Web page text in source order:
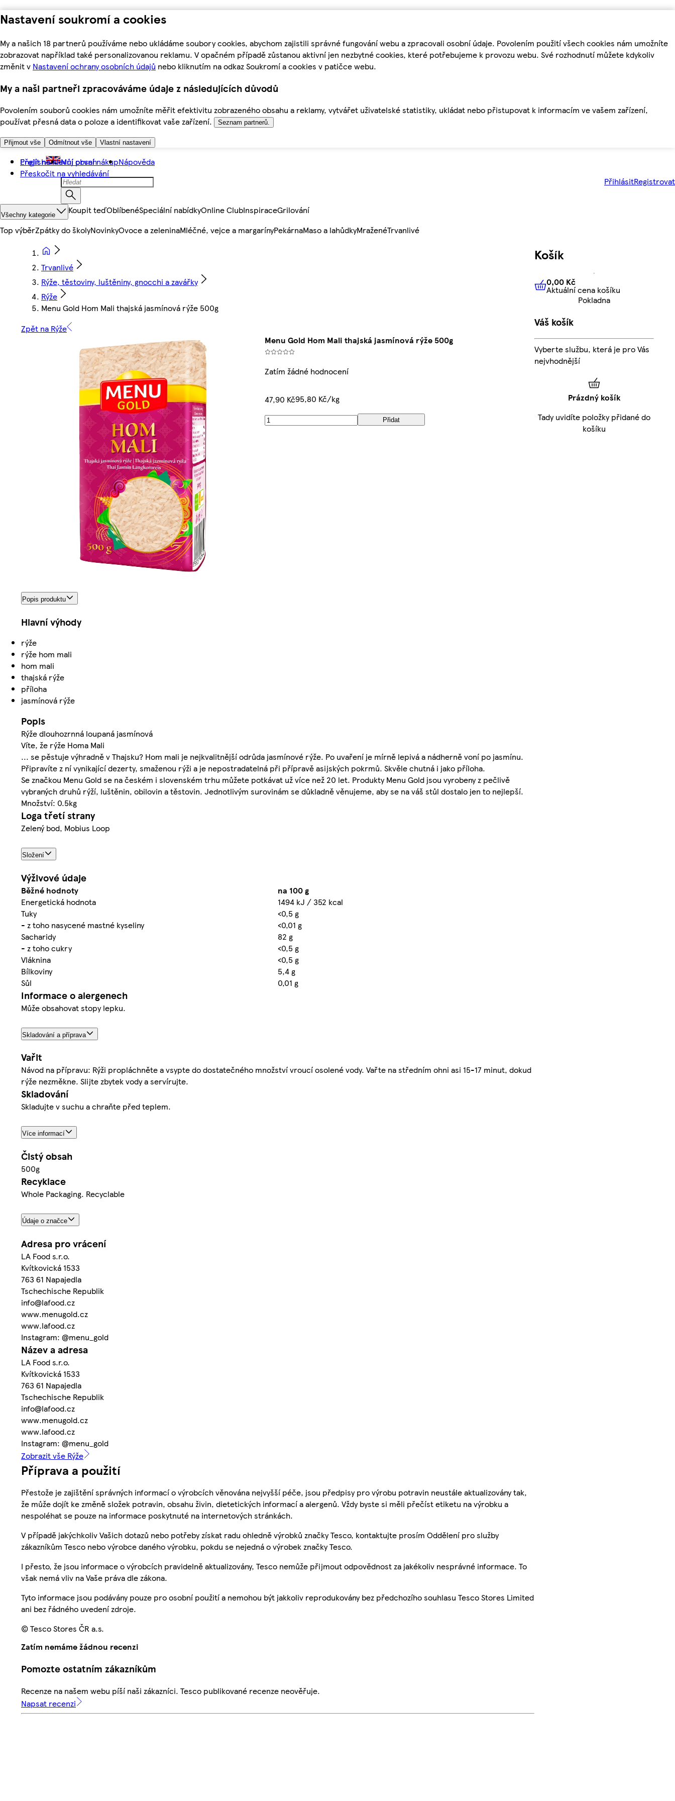
Nastavení soukromí a cookies
My a našich 18 partnerů používáme nebo ukládáme soubory cookies, abychom zajistili správné fungování webu a zpracovali osobní údaje. Povolením použití všech cookies nám umožníte
zobrazovat například také personalizovanou reklamu. V opačném případě zůstanou aktivní jen nezbytné cookies, které potřebujeme k provozu webu. Své rozhodnutí můžete kdykoliv
změnit v Nastavení ochrany osobních údajů nebo kliknutím na odkaz Soukromí a cookies v patičce webu.
My a naši partneři zpracováváme údaje z následujících důvodů
Povolením souborů cookies nám umožníte měřit efektivitu zobrazeného obsahu a reklamy, vytvářet uživatelské statistiky, ukládat nebo přistupovat k informacím ve vašem zařízení,
používat přesná data o poloze a identifikovat vaše zařízení.
Seznam partnerů.
Přijmout vše Odmítnout vše Vlastní nastavení
Přejít na hlavní obsah
Přeskočit na vyhledávání
English Můj první nákupNápověda
PřihlásitRegistrovat
Všechny kategorie Koupit teďOblíbenéSpeciální nabídkyOnline ClubInspiraceGrilování
Top výběrZpátky do školyNovinkyOvoce a zeleninaMléčné, vejce a margarínyPekárnaMaso a lahůdkyMraženéTrvanlivé
Trvanlivé
Rýže, těstoviny, luštěniny, gnocchi a zavářky
Rýže
Menu Gold Hom Mali thajská jasmínová rýže 500g
Zpět na Rýže
Menu Gold Hom Mali thajská jasmínová rýže 500g
Zatím žádné hodnocení
47,90 Kč95,80 Kč/kg
Přidat
Popis produktu
Hlavní výhody
rýže
rýže hom mali
hom mali
thajská rýže
příloha
jasmínová rýže
Popis
Rýže dlouhozrnná loupaná jasmínová
Víte, že rýže Homa Mali
... se pěstuje výhradně v Thajsku? Hom mali je nejkvalitnější odrůda jasmínové rýže. Po uvaření je mírně lepivá a nádherně voní po jasmínu.
Připravíte z ní vynikající dezerty, smaženou rýži a je nepostradatelná při přípravě asijských pokrmů. Skvěle chutná i jako příloha.
Se značkou Menu Gold se na českém i slovenském trhu můžete potkávat už více než 20 let. Produkty Menu Gold jsou vyrobeny z pečlivě
vybraných druhů rýží, luštěnin, obilovin a těstovin. Jednotlivým surovinám se důkladně věnujeme, aby se na váš stůl dostalo jen to nejlepší.
Množství: 0.5kg
Loga třetí strany
Zelený bod, Mobius Loop
Složení
Výživové údaje
Běžné hodnoty
na 100 g
Energetická hodnota
1494 kJ / 352 kcal
Tuky
<0,5 g
- z toho nasycené mastné kyseliny
<0,01 g
Sacharidy
82 g
- z toho cukry
<0,5 g
Vláknina
<0,5 g
Bílkoviny
5,4 g
Sůl
0,01 g
Informace o alergenech
Může obsahovat stopy lepku.
Skladování a příprava
Vařit
Návod na přípravu: Rýži propláchněte a vsypte do dostatečného množství vroucí osolené vody. Vařte na středním ohni asi 15-17 minut, dokud
rýže nezměkne. Slijte zbytek vody a servírujte.
Skladování
Skladujte v suchu a chraňte před teplem.
Více informací
Čistý obsah
500g
Recyklace
Whole Packaging. Recyclable
Údaje o značce
Adresa pro vrácení
LA Food s.r.o.
Kvítkovická 1533
763 61 Napajedla
Tschechische Republik
info@lafood.cz
www.menugold.cz
www.lafood.cz
Instagram: @menu_gold
Název a adresa
LA Food s.r.o.
Kvítkovická 1533
763 61 Napajedla
Tschechische Republik
info@lafood.cz
www.menugold.cz
www.lafood.cz
Instagram: @menu_gold
Zobrazit vše Rýže
Příprava a použití
Přestože je zajištění správných informací o výrobcích věnována nejvyšší péče, jsou předpisy pro výrobu potravin neustále aktualizovány tak,
že může dojít ke změně složek potravin, obsahu živin, dietetických informací a alergenů. Vždy byste si měli přečíst etiketu na výrobku a
nespoléhat se pouze na informace poskytnuté na internetových stránkách.
V případě jakýchkoliv Vašich dotazů nebo potřeby získat radu ohledně výrobků značky Tesco, kontaktujte prosím Oddělení pro služby
zákazníkům Tesco nebo výrobce daného výrobku, pokdu se nejedná o výrobek značky Tesco.
I přesto, že jsou informace o výrobcích pravidelně aktualizovány, Tesco nemůže přijmout odpovědnost za jakékoliv nesprávné informace. To
však nemá vliv na Vaše práva dle zákona.
Tyto informace jsou podávány pouze pro osobní použití a nemohou být jakkoliv reprodukovány bez předchozího souhlasu Tesco Stores Limited
ani bez řádného uvedení zdroje.
© Tesco Stores ČR a.s.
Zatím nemáme žádnou recenzi
Pomozte ostatním zákazníkům
Recenze na našem webu píší naši zákazníci. Tesco publikované recenze neověřuje.
Napsat recenzi
Košík
0,00 KčAktuální cena košíku
0,00 Kč
Aktuální cena košíku
Pokladna
Váš košík
Vyberte službu, která je pro Vás
nejvhodnější
Prázdný košík
Tady uvidíte položky přidané do
košíku